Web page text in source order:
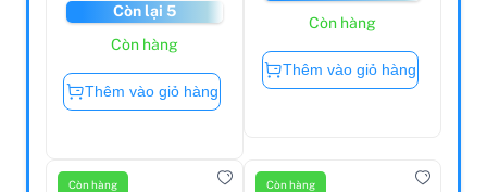
Còn lại 5
Còn hàng
Thêm vào giỏ hàng
Còn hàng
Thêm vào giỏ hàng
Còn hàng Còn hàng